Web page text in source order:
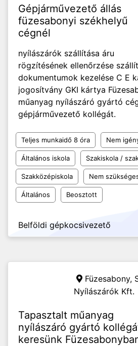
Gépjárművezető állás
füzesabonyi székhelyű
cégnél
nyílászárók szállítása áru
rögzítésének ellenőrzése
dokumentumok kezelése C E
jogosítvány GKI kártya
műanyag nyílászáró gyártó
gépjárművezető kollégát.
Teljes munkaidő 8 óra Nem
Általános iskola Szakiskola /
Szakközépiskola Nem
Általános Beosztott
Belföldi gépkocsivezető
Füzesabony,
Nyílászárók Kft.
Tapasztalt műanyag
nyílászáró gyártó
keresünk